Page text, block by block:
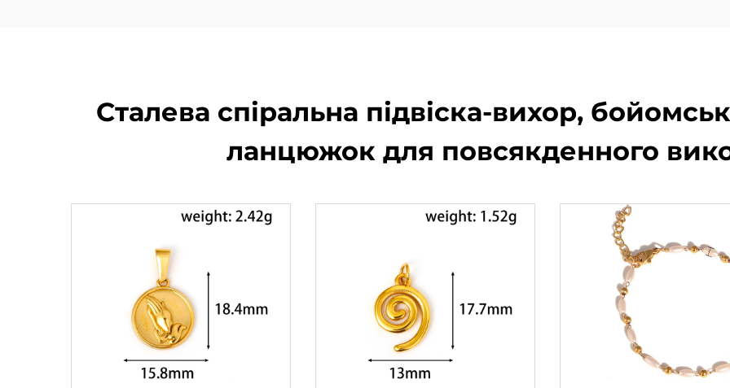
Сталева спіральна підвіска-вихор,
ланцюжок для повсякденного